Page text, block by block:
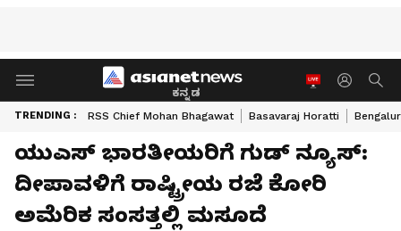
ಕನ್ನಡ
TRENDING : RSS Chief Mohan Bhagawat Basavaraj Horatti
ಯುಎಸ್‌ ಭಾರತೀಯರಿಗೆ ಗುಡ್‌ ನ್ಯೂಸ್‌:
ದೀಪಾವಳಿಗೆ ರಾಷ್ಟ್ರೀಯ ರಜೆ ಕೋರಿ
ಅಮೆರಿಕ ಸಂಸತ್ತಲ್ಲಿ ಮಸೂದೆ